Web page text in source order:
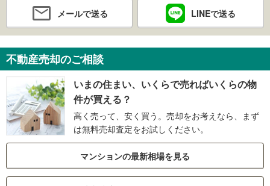
メールで送る LINEで送る
不動産売却のご相談
いまの住まい、いくらで売ればいくらの物
件が買える？
高く売って、安く買う。売却をお考えなら、まず
は無料売却査定をお試しください。
マンションの最新相場を見る